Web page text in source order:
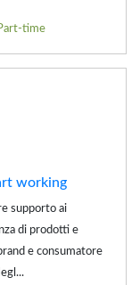
time
working
supporto ai
di prodotti e
e consumatore